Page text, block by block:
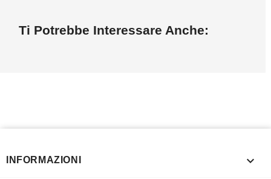
Ti Potrebbe Interessare Anche:
INFORMAZIONI 